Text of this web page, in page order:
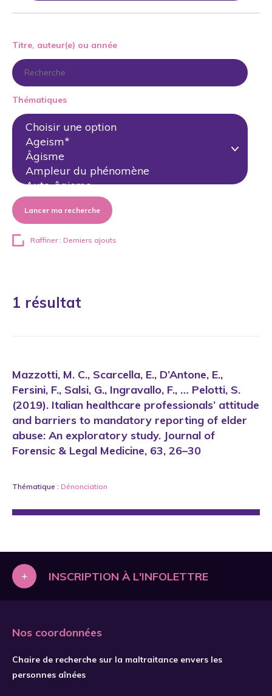
Titre, auteur(e) ou année
Thématiques
Lancer ma recherche
Raffiner : Derniers ajouts
1 résultat
Mazzotti, M. C., Scarcella, E., D’Antone, E.,
Fersini, F., Salsi, G., Ingravallo, F., … Pelotti, S.
(2019). Italian healthcare professionals’ attitude
and barriers to mandatory reporting of elder
abuse: An exploratory study. Journal of
Forensic & Legal Medicine, 63, 26–30
Thématique : Dénonciation
+ INSCRIPTION À L'INFOLETTRE
Nos coordonnées
Chaire de recherche sur la maltraitance envers les
personnes aînées